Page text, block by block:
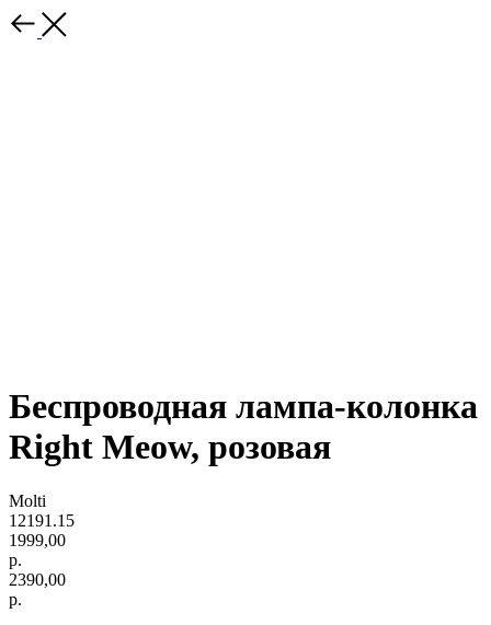
Беспроводная лампа-колонка
Right Meow, розовая
Molti
12191.15
1999,00
р.
2390,00
р.